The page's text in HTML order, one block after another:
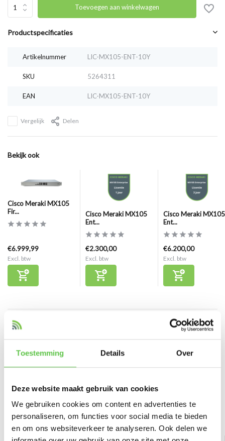
Toestemming Details Over
Deze website maakt gebruik van cookies
We gebruiken cookies om content en advertenties te
personaliseren, om functies voor social media te bieden
en om ons websiteverkeer te analyseren. Ook delen we
Toevoegen aan winkelwagen
Productspecificaties
Artikelnummer LIC-MX105-ENT-10Y
SKU 5264311
EAN LIC-MX105-ENT-10Y
Vergelijk Delen
Bekijk ook
Cisco Meraki MX105
Fir...
€6.999,99
Excl. btw
Cisco Meraki MX105
Ent...
€2.300,00
Excl. btw
Cisco Meraki MX105
Ent...
€6.200,00
Excl. btw
Reviews
Er zijn nog geen reviews geschreven over dit product..
Schrijf je eigen review
Bekijk ook